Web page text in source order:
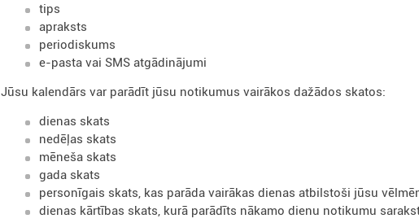
tips
apraksts
periodiskums
e-pasta vai SMS atgādinājumi
Jūsu kalendārs var parādīt jūsu notikumus vairākos dažādos skatos:
dienas skats
nedēļas skats
mēneša skats
gada skats
personīgais skats, kas parāda vairākas dienas atbilstoši jūsu
dienas kārtības skats, kurā parādīts nākamo dienu notikumu